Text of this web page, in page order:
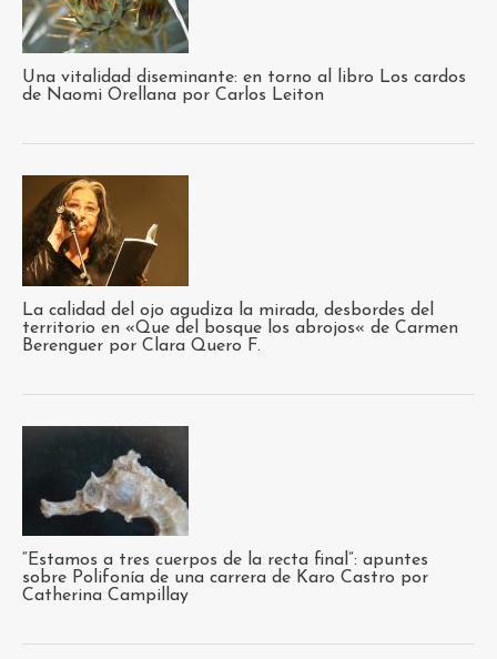
Una vitalidad diseminante: en torno al libro Los cardos
de Naomi Orellana por Carlos Leiton
La calidad del ojo agudiza la mirada, desbordes del
territorio en «Que del bosque los abrojos« de Carmen
Berenguer por Clara Quero F.
“Estamos a tres cuerpos de la recta final”: apuntes
sobre Polifonía de una carrera de Karo Castro por
Catherina Campillay